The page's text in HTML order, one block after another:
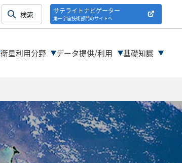
サテライトナビゲーター
第一宇宙技術部門のサイトへ
衛星利用分野 データ提供/利用 基礎知識